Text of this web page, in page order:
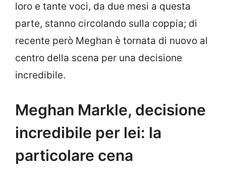
loro e tante voci, da due mesi a questa
parte, stanno circolando sulla coppia; di
recente però Meghan è tornata di nuovo al
centro della scena per una decisione
incredibile.
Meghan Markle, decisione
incredibile per lei: la
particolare cena